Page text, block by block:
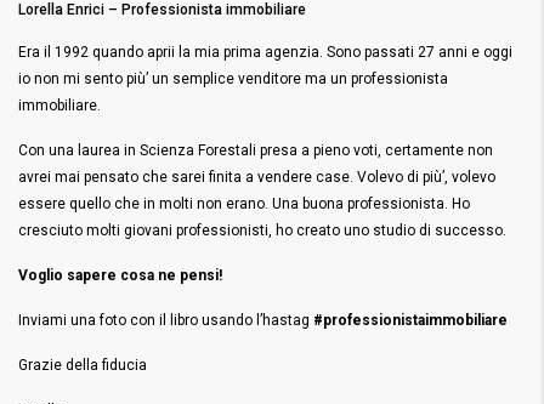
Lorella Enrici – Professionista immobiliare
Era il 1992 quando aprii la mia prima agenzia. Sono passati 27 anni e oggi
io non mi sento più’ un semplice venditore ma un professionista
immobiliare.
Con una laurea in Scienza Forestali presa a pieno voti, certamente non
avrei mai pensato che sarei finita a vendere case. Volevo di più’, volevo
essere quello che in molti non erano. Una buona professionista. Ho
cresciuto molti giovani professionisti, ho creato uno studio di successo.
Voglio sapere cosa ne pensi!
Inviami una foto con il libro usando l’hastag #professionistaimmobiliare
Grazie della fiducia